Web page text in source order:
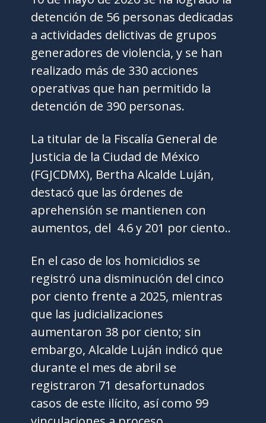
detención de 56 personas dedicadas
a actividades delictivas de grupos
generadores de violencia, y se han
realizado más de 330 acciones
operativas que han permitido la
detención de 390 personas.
La titular de la Fiscalía General de
Justicia de la Ciudad de México
(FGJCDMX), Bertha Alcalde Luján,
destacó que las órdenes de
aprehensión se mantienen con
aumentos, del 4.6 y 201 por ciento..
En el caso de los homicidios se
registró una disminución del cinco
por ciento frente a 2025, mientras
que las judicializaciones
aumentaron 38 por ciento; sin
embargo, Alcalde Luján indicó que
durante el mes de abril se
registraron 71 desafortunados
casos de este ilícito, así como 99